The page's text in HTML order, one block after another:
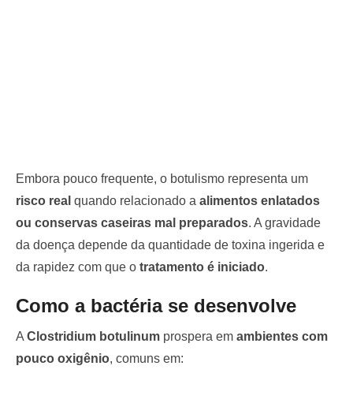
Embora pouco frequente, o botulismo representa um
risco real quando relacionado a alimentos enlatados
ou conservas caseiras mal preparados. A gravidade
da doença depende da quantidade de toxina ingerida e
da rapidez com que o tratamento é iniciado.
Como a bactéria se desenvolve
A Clostridium botulinum prospera em ambientes com
pouco oxigênio, comuns em: